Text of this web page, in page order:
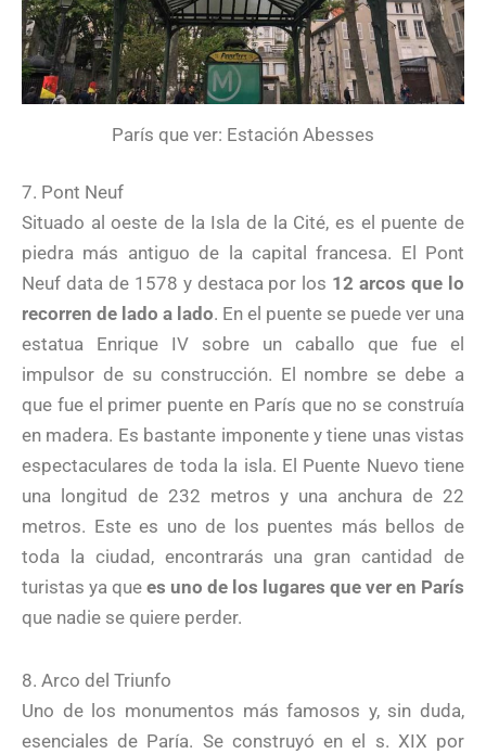
París que ver: Estación Abesses
7. Pont Neuf
Situado al oeste de la Isla de la Cité, es el puente de
piedra más antiguo de la capital francesa. El Pont
Neuf data de 1578 y destaca por los 12 arcos que lo
recorren de lado a lado. En el puente se puede ver una
estatua Enrique IV sobre un caballo que fue el
impulsor de su construcción. El nombre se debe a
que fue el primer puente en París que no se construía
en madera. Es bastante imponente y tiene unas vistas
espectaculares de toda la isla. El Puente Nuevo tiene
una longitud de 232 metros y una anchura de 22
metros. Este es uno de los puentes más bellos de
toda la ciudad, encontrarás una gran cantidad de
turistas ya que es uno de los lugares que ver en París
que nadie se quiere perder.
8. Arco del Triunfo
Uno de los monumentos más famosos y, sin duda,
esenciales de Paría. Se construyó en el s. XIX por